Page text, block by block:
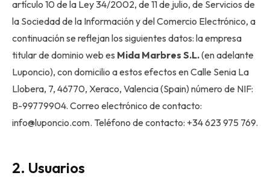
artículo 10 de la Ley 34/2002, de 11 de julio, de Servicios de
la Sociedad de la Información y del Comercio Electrónico, a
continuación se reflejan los siguientes datos: la empresa
titular de dominio web es Mida Marbres S.L.(en adelante
Luponcio), con domicilio a estos efectos en Calle Senia La
Llobera, 7, 46770, Xeraco, Valencia (Spain) número de NIF:
B-99779904. Correo electrónico de contacto:
info@luponcio.com. Teléfono de contacto: +34 623 975 769.
2. Usuarios